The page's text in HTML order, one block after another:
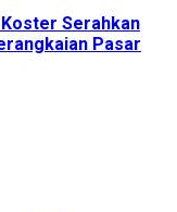
Serahkan
Pasar